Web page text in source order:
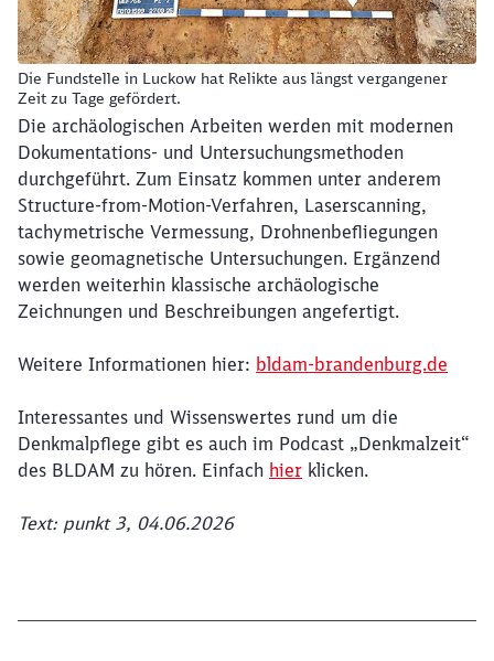
Die Fundstelle in Luckow hat Relikte aus längst vergangener
Zeit zu Tage gefördert.
Die archäologischen Arbeiten werden mit modernen
Dokumentations- und Untersuchungsmethoden
durchgeführt. Zum Einsatz kommen unter anderem
Structure-from-Motion-Verfahren, Laserscanning,
tachymetrische Vermessung, Drohnenbefliegungen
sowie geomagnetische Untersuchungen. Ergänzend
werden weiterhin klassische archäologische
Zeichnungen und Beschreibungen angefertigt.
Weitere Informationen hier: bldam-brandenburg.de
Interessantes und Wissenswertes rund um die
Denkmalpflege gibt es auch im Podcast „Denkmalzeit“
des BLDAM zu hören. Einfach hier klicken.
Text: punkt 3, 04.06.2026